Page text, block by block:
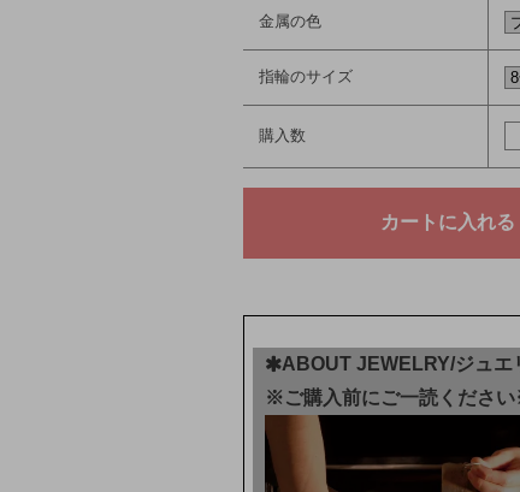
金属の色
指輪のサイズ
購入数